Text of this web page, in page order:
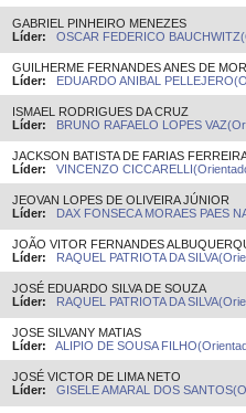
GABRIEL PINHEIRO MENEZES
Líder:
OSCAR FEDERICO
GUILHERME FERNANDES ANES DE
Líder:
EDUARDO ANIBAL
ISMAEL RODRIGUES DA CRUZ
Líder:
BRUNO RAFAELO LOPES
JACKSON BATISTA DE FARIAS
Líder:
VINCENZO
JEOVAN LOPES DE OLIVEIRA JÚNIOR
Líder:
DAX FONSECA MORAES PAES
JOÃO VITOR FERNANDES
Líder:
RAQUEL PATRIOTA DA
JOSÉ EDUARDO SILVA DE SOUZA
Líder:
RAQUEL PATRIOTA DA
JOSE SILVANY MATIAS
Líder:
ALIPIO DE SOUSA
JOSÉ VICTOR DE LIMA NETO
Líder:
GISELE AMARAL DOS